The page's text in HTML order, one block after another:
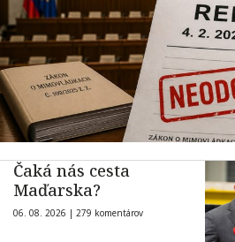
Čaká nás cesta
Maďarska?
06. 08. 2026 | 279 komentárov